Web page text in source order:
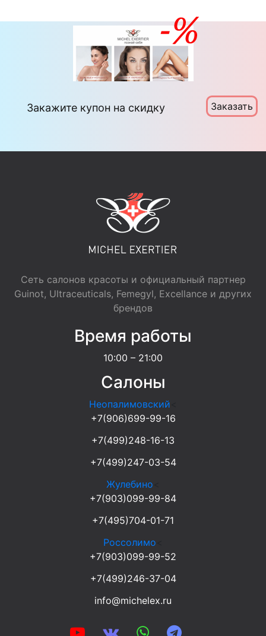
Закажите купон на скидку Заказать
Сеть салонов красоты и официальный партнер
Guinot, Ultraceuticals, Femegyl, Excellance и других
брендов
Время работы
10:00 – 21:00
Салоны
Неопалимовский
+7(906)699-99-16
+7(499)248-16-13
+7(499)247-03-54
Жулебино
+7(903)099-99-84
+7(495)704-01-71
Россолимо
+7(903)099-99-52
+7(499)246-37-04
info@michelex.ru